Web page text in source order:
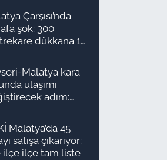
Çarşısı’nda
şok: 300
dükkana 1
Malatya kara
ulaşımı
adım:
Malatya’da 45
satışa çıkarıyor:
ilçe ilçe tam liste